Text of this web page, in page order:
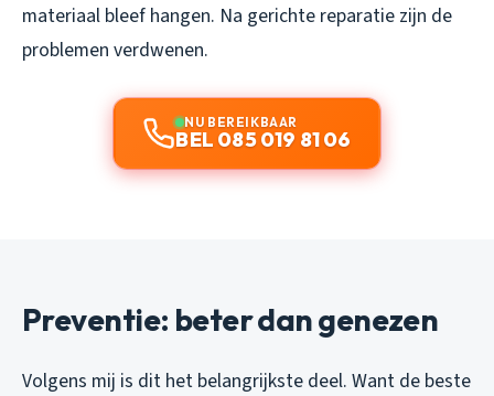
materiaal bleef hangen. Na gerichte reparatie zijn de
problemen verdwenen.
NU BEREIKBAAR
BEL 085 019 81 06
Preventie: beter dan genezen
Volgens mij is dit het belangrijkste deel. Want de beste